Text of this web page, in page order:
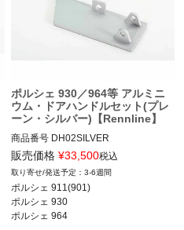
ポルシェ 930／964等 アルミニ
ウム・ドアハンドルセット(プレ
ーン・シルバー)【Rennline】
商品番号 DH02SILVER
12REN：DH02 SILVER
ポルシェ 911(901) 65-77
ポルシェ 930 75-89
ポルシェ 964 89-94
販売価格 ¥33,500税込
3-6週間
ポルシェ 911(901)
ポルシェ 930
ポルシェ 964